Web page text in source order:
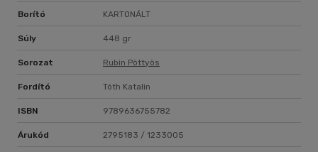
Borító KARTONÁLT
Súly 448 gr
Sorozat Rubin Pöttyös
Fordító Tóth Katalin
ISBN 9789636755782
Árukód 2795183 / 1233005